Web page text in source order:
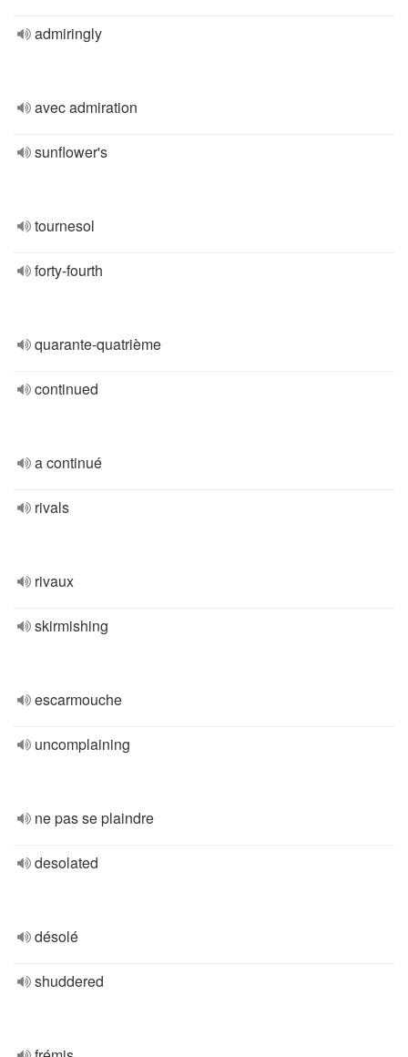
admiringly
avec admiration
sunflower's
tournesol
forty-fourth
quarante-quatrième
continued
a continué
rivals
rivaux
skirmishing
escarmouche
uncomplaining
ne pas se plaindre
desolated
désolé
shuddered